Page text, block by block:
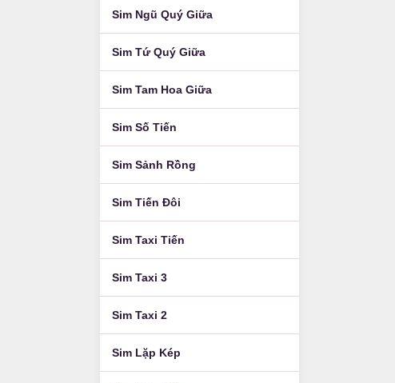
Sim Ngũ Quý Giữa
Sim Tứ Quý Giữa
Sim Tam Hoa Giữa
Sim Số Tiến
Sim Sảnh Rồng
Sim Tiến Đôi
Sim Taxi Tiến
Sim Taxi 3
Sim Taxi 2
Sim Lặp Kép